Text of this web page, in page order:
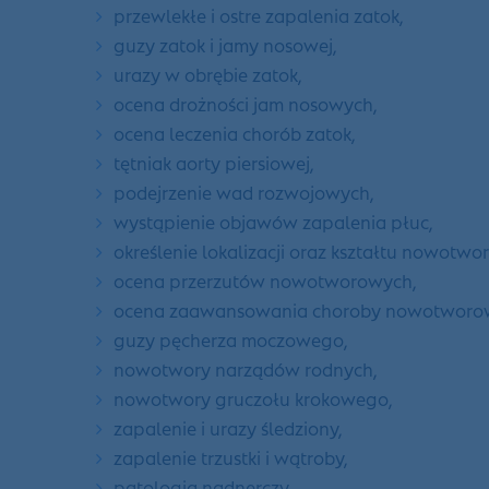
przewlekłe i ostre zapalenia zatok,
guzy zatok i jamy nosowej,
urazy w obrębie zatok,
ocena drożności jam nosowych,
ocena leczenia chorób zatok,
tętniak aorty piersiowej,
podejrzenie wad rozwojowych,
wystąpienie objawów zapalenia płuc,
określenie lokalizacji oraz kształtu
ocena przerzutów nowotworowych,
ocena zaawansowania choroby
guzy pęcherza moczowego,
nowotwory narządów rodnych,
nowotwory gruczołu krokowego,
zapalenie i urazy śledziony,
zapalenie trzustki i wątroby,